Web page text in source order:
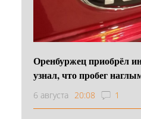
Оренбуржец приобрёл
узнал, что пробег
6 августа 20:08 1